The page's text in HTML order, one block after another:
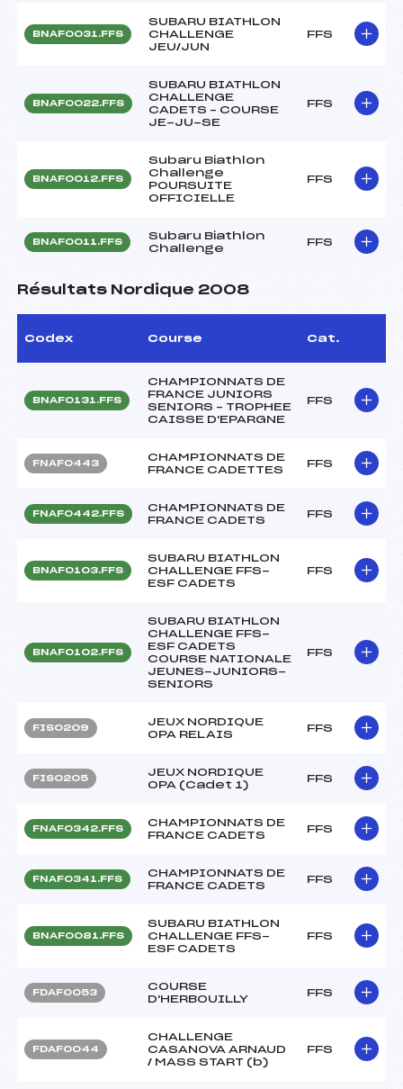
BNAF0031.FFS
SUBARU BIATHLON
CHALLENGE
JEU/JUN
FFS
BNAF0022.FFS
SUBARU BIATHLON
CHALLENGE
CADETS – COURSE
JE-JU-SE
FFS
BNAF0012.FFS
Subaru Biathlon
Challenge
POURSUITE
OFFICIELLE
FFS
BNAF0011.FFS
Subaru Biathlon
Challenge
FFS
Résultats Nordique 2008
Codex Course Cat.
BNAF0131.FFS
CHAMPIONNATS DE
FRANCE JUNIORS
SENIORS – TROPHEE
CAISSE D'EPARGNE
FFS
FNAF0443
CHAMPIONNATS DE
FRANCE CADETTES
FFS
FNAF0442.FFS
CHAMPIONNATS DE
FRANCE CADETS
FFS
BNAF0103.FFS
SUBARU BIATHLON
CHALLENGE FFS-
ESF CADETS
FFS
BNAF0102.FFS
SUBARU BIATHLON
CHALLENGE FFS-
ESF CADETS
COURSE NATIONALE
JEUNES-JUNIORS-
SENIORS
FFS
FIS0209
JEUX NORDIQUE
OPA RELAIS
FFS
FIS0205
JEUX NORDIQUE
OPA (Cadet 1)
FFS
FNAF0342.FFS
CHAMPIONNATS DE
FRANCE CADETS
FFS
FNAF0341.FFS
CHAMPIONNATS DE
FRANCE CADETS
FFS
BNAF0081.FFS
SUBARU BIATHLON
CHALLENGE FFS-
ESF CADETS
FFS
FDAF0053
COURSE
D'HERBOUILLY
FFS
FDAF0044
CHALLENGE
CASANOVA ARNAUD
/ MASS START (b)
FFS